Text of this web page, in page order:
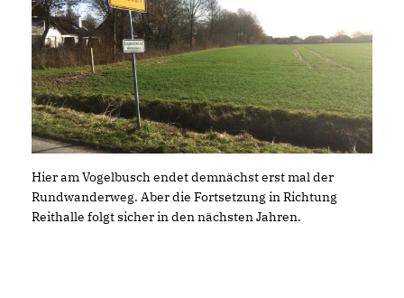
Hier am Vogelbusch endet demnächst erst mal der
Rundwanderweg. Aber die Fortsetzung in Richtung
Reithalle folgt sicher in den nächsten Jahren.